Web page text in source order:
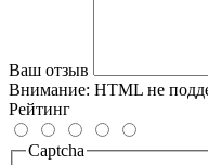
Ваш отзыв
Внимание: HTML не
Рейтинг
Captcha